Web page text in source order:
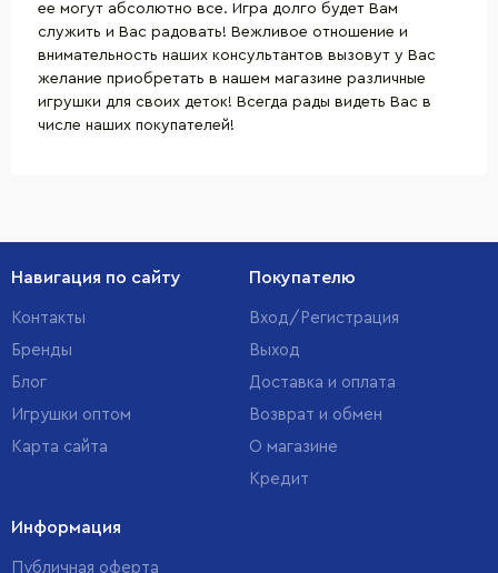
ее могут абсолютно все. Игра долго будет Вам
служить и Вас радовать! Вежливое отношение и
внимательность наших консультантов вызовут у Вас
желание приобретать в нашем магазине различные
игрушки для своих деток! Всегда рады видеть Вас в
числе наших покупателей!
Навигация по сайту
Контакты
Бренды
Блог
Игрушки оптом
Карта сайта
Покупателю
Вход/Регистрация
Выход
Доставка и оплата
Возврат и обмен
О магазине
Кредит
Информация
Публичная оферта